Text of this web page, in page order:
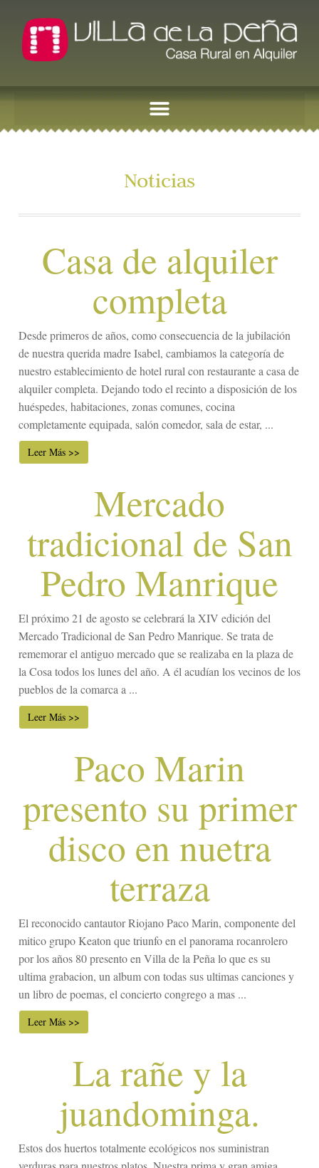
Noticias
Casa de alquiler
completa
Desde primeros de años, como consecuencia de la jubilación
de nuestra querida madre Isabel, cambiamos la categoría de
nuestro establecimiento de hotel rural con restaurante a casa de
alquiler completa. Dejando todo el recinto a disposición de los
huéspedes, habitaciones, zonas comunes, cocina
completamente equipada, salón comedor, sala de estar, ...
Leer Más >>
Mercado
tradicional de San
Pedro Manrique
El próximo 21 de agosto se celebrará la XIV edición del
Mercado Tradicional de San Pedro Manrique. Se trata de
rememorar el antiguo mercado que se realizaba en la plaza de
la Cosa todos los lunes del año. A él acudían los vecinos de los
pueblos de la comarca a ...
Leer Más >>
Paco Marin
presento su primer
disco en nuetra
terraza
El reconocido cantautor Riojano Paco Marin, componente del
mitico grupo Keaton que triunfo en el panorama rocanrolero
por los años 80 presento en Villa de la Peña lo que es su
ultima grabacion, un album con todas sus ultimas canciones y
un libro de poemas, el concierto congrego a mas ...
Leer Más >>
La rañe y la
juandominga.
Estos dos huertos totalmente ecológicos nos suministran